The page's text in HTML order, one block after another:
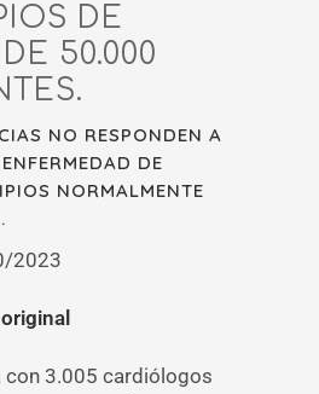
DE
50.000
NO RESPONDEN A
DE
NORMALMENTE
2023
con 3.005 cardiólogos